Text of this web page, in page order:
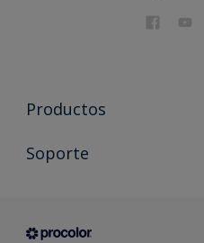
Productos
Todos los productos
Condiciones generales de venta
Soporte